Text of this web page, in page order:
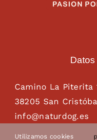
Camino La Piterita
38205 San
info@naturdog.es
Utilizamos cookies